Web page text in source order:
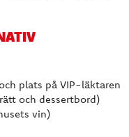
plats på VIP-läktaren
och dessertbord)
vin)